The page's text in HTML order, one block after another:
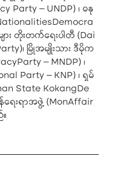
Party – UNDP) ၊ ဓနု
ား တိုးတက်ရေးပါတီ (Dai
၊ မြိုအမျိုးသား ဒီမိုက
– MNDP) ၊
Party – KNP) ၊ ရှမ်
State KokangDe
ရေးရာအဖွဲ့ (MonAffair